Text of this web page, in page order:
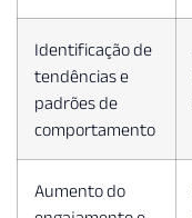
Identificação de
tendências e
padrões de
comportamento
Aumento do